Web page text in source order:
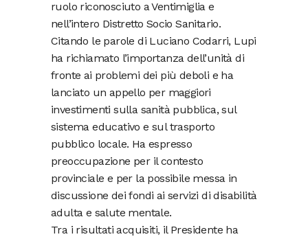
ruolo riconosciuto a Ventimiglia e
nell’intero Distretto Socio Sanitario.
Citando le parole di Luciano Codarri, Lupi
ha richiamato l’importanza dell’unità di
fronte ai problemi dei più deboli e ha
lanciato un appello per maggiori
investimenti sulla sanità pubblica, sul
sistema educativo e sul trasporto
pubblico locale. Ha espresso
preoccupazione per il contesto
provinciale e per la possibile messa in
discussione dei fondi ai servizi di disabilità
adulta e salute mentale.
Tra i risultati acquisiti, il Presidente ha